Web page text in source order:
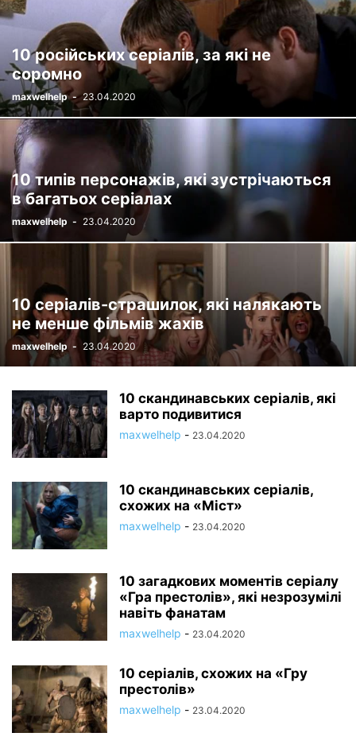
ПСИХОЛОГІЯ СЕРІАЛИ СПОРТСМЕНИ СУСПІЛЬСТВО
ТВАРИНИ ТОВАРИ ФІЛЬМИ ФІНАНСИ
10 російських серіалів, за які не
соромно
maxwelhelp - 23.04.2020
10 типів персонажів, які зустрічаються
в багатьох серіалах
maxwelhelp - 23.04.2020
10 серіалів-страшилок, які налякають
не менше фільмів жахів
maxwelhelp - 23.04.2020
10 скандинавських серіалів, які
варто подивитися
maxwelhelp - 23.04.2020
10 скандинавських серіалів,
схожих на «Міст»
maxwelhelp - 23.04.2020
10 загадкових моментів серіалу
«Гра престолів», які незрозумілі
навіть фанатам
maxwelhelp - 23.04.2020
10 серіалів, схожих на «Гру
престолів»
maxwelhelp - 23.04.2020